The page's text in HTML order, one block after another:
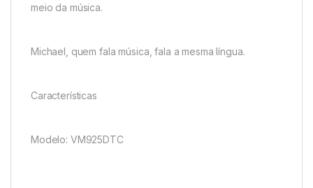
meio da música.
Michael, quem fala música, fala a mesma língua.
Características
Modelo: VM925DTC